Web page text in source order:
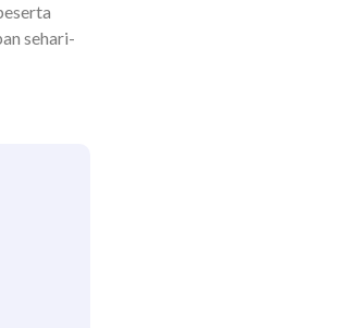
sehari-